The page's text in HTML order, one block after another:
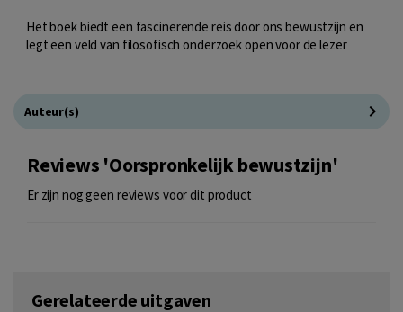
Het boek biedt een fascinerende reis door ons bewustzijn en
legt een veld van filosofisch onderzoek open voor de lezer
Auteur(s)
Reviews 'Oorspronkelijk bewustzijn'
Er zijn nog geen reviews voor dit product
Gerelateerde uitgaven